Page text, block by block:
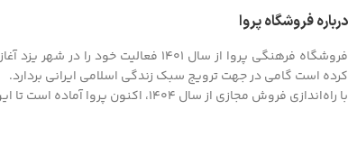
درباره فروشگاه پروا
فروشگاه فرهنگی پروا از سال ۱۴۰۱
کرده است گامی در جهت ترویج سبک زندگی اسلامی ایرانی بردارد.
با راه‌اندازی فروش مجازی از سال ۱۴۰۴، اکنون پروا آماده است تا این محصولات ارزشمند را به سراسر کشور ارائه کند.